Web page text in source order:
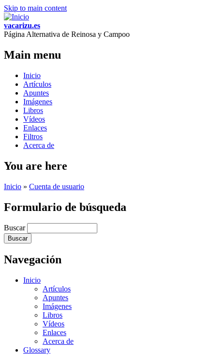
Skip to main content
vacarizu.es
Página Alternativa de Reinosa y Campoo
Main menu
Inicio
Artículos
Apuntes
Imágenes
Libros
Vídeos
Enlaces
Filtros
Acerca de
You are here
Inicio » Cuenta de usuario
Formulario de búsqueda
Buscar
Navegación
Inicio
Artículos
Apuntes
Imágenes
Libros
Vídeos
Enlaces
Acerca de
Glossary